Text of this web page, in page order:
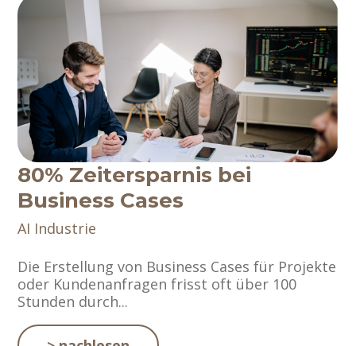
80% Zeitersparnis bei
Business Cases
AI Industrie
Die Erstellung von Business Cases für Projekte
oder Kundenanfragen frisst oft über 100
Stunden durch...